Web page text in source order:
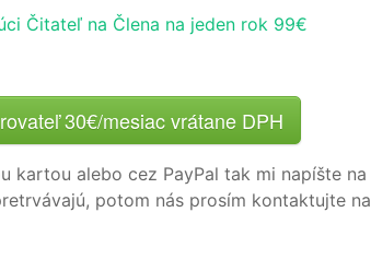
Čitateľ na Člena na jeden rok 99€
30€/mesiac vrátane DPH
kartou alebo cez PayPal tak mi napíšte na
potom nás prosím kontaktujte na